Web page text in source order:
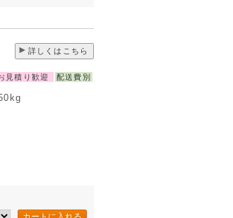
詳しくはこちら
見積り歓迎 配送費別